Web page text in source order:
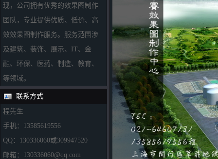
现，公司拥有优秀的效果图制作
团队，专业提供优质、低价、高
效效果图制作服务。服务范围涉
及建筑、装饰、展示、IT、金
融、环保、医药、制造、教育、
等领域。
联系方式
程先生
手机：13585619556
QQ：130336060或309947520
邮箱：130336060@qq.com